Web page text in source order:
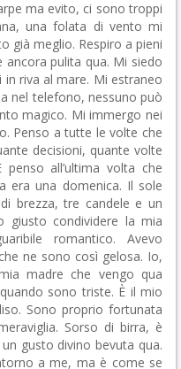
ma evito, ci sono troppi
una folata di vento mi
già meglio. Respiro a pieni
pulita qua. Mi siedo
riva al mare. Mi estraneo
nel telefono, nessuno può
magico. Mi immergo nei
Penso a tutte le volte che
decisioni, quante volte
all’ultima volta che
era una domenica. Il sole
brezza, tre candele e un
giusto condividere la mia
romantico. Avevo
ne sono così gelosa. Io,
madre che vengo qua
sono triste. È il mio
Sono proprio fortunata
Sorso di birra, è
gusto divino bevuta qua.
a me, ma è come se